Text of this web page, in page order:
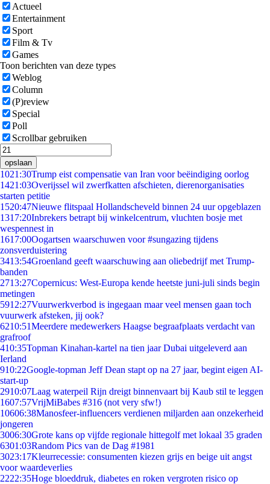
Actueel
Entertainment
Sport
Film & Tv
Games
Toon berichten van deze types
Weblog
Column
(P)review
Special
Poll
Scrollbar gebruiken
opslaan
1021:30Trump eist compensatie van Iran voor beëindiging oorlog
1421:03Overijssel wil zwerfkatten afschieten, dierenorganisaties
starten petitie
1520:47Nieuwe flitspaal Hollandscheveld binnen 24 uur opgeblazen
1317:20Inbrekers betrapt bij winkelcentrum, vluchten bosje met
wespennest in
1617:00Oogartsen waarschuwen voor #sungazing tijdens
zonsverduistering
3413:54Groenland geeft waarschuwing aan oliebedrijf met Trump-
banden
2713:27Copernicus: West-Europa kende heetste juni-juli sinds begin
metingen
5912:27Vuurwerkverbod is ingegaan maar veel mensen gaan toch
vuurwerk afsteken, jij ook?
6210:51Meerdere medewerkers Haagse begraafplaats verdacht van
grafroof
410:35Topman Kinahan-kartel na tien jaar Dubai uitgeleverd aan
Ierland
910:22Google-topman Jeff Dean stapt op na 27 jaar, begint eigen AI-
start-up
2910:07Laag waterpeil Rijn dreigt binnenvaart bij Kaub stil te leggen
1607:57VrijMiBabes #316 (not very sfw!)
10606:38Manosfeer-influencers verdienen miljarden aan onzekerheid
jongeren
3006:30Grote kans op vijfde regionale hittegolf met lokaal 35 graden
6301:03Random Pics van de Dag #1981
3023:17Kleurrecessie: consumenten kiezen grijs en beige uit angst
voor waardeverlies
2222:35Hoge bloeddruk, diabetes en roken vergroten risico op